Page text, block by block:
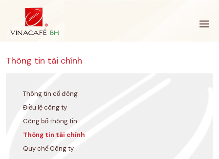
Thông tin tài chính
Thông tin cổ đông
Điều lệ công ty
Công bố thông tin
Thông tin tài chính
Quy chế Công ty